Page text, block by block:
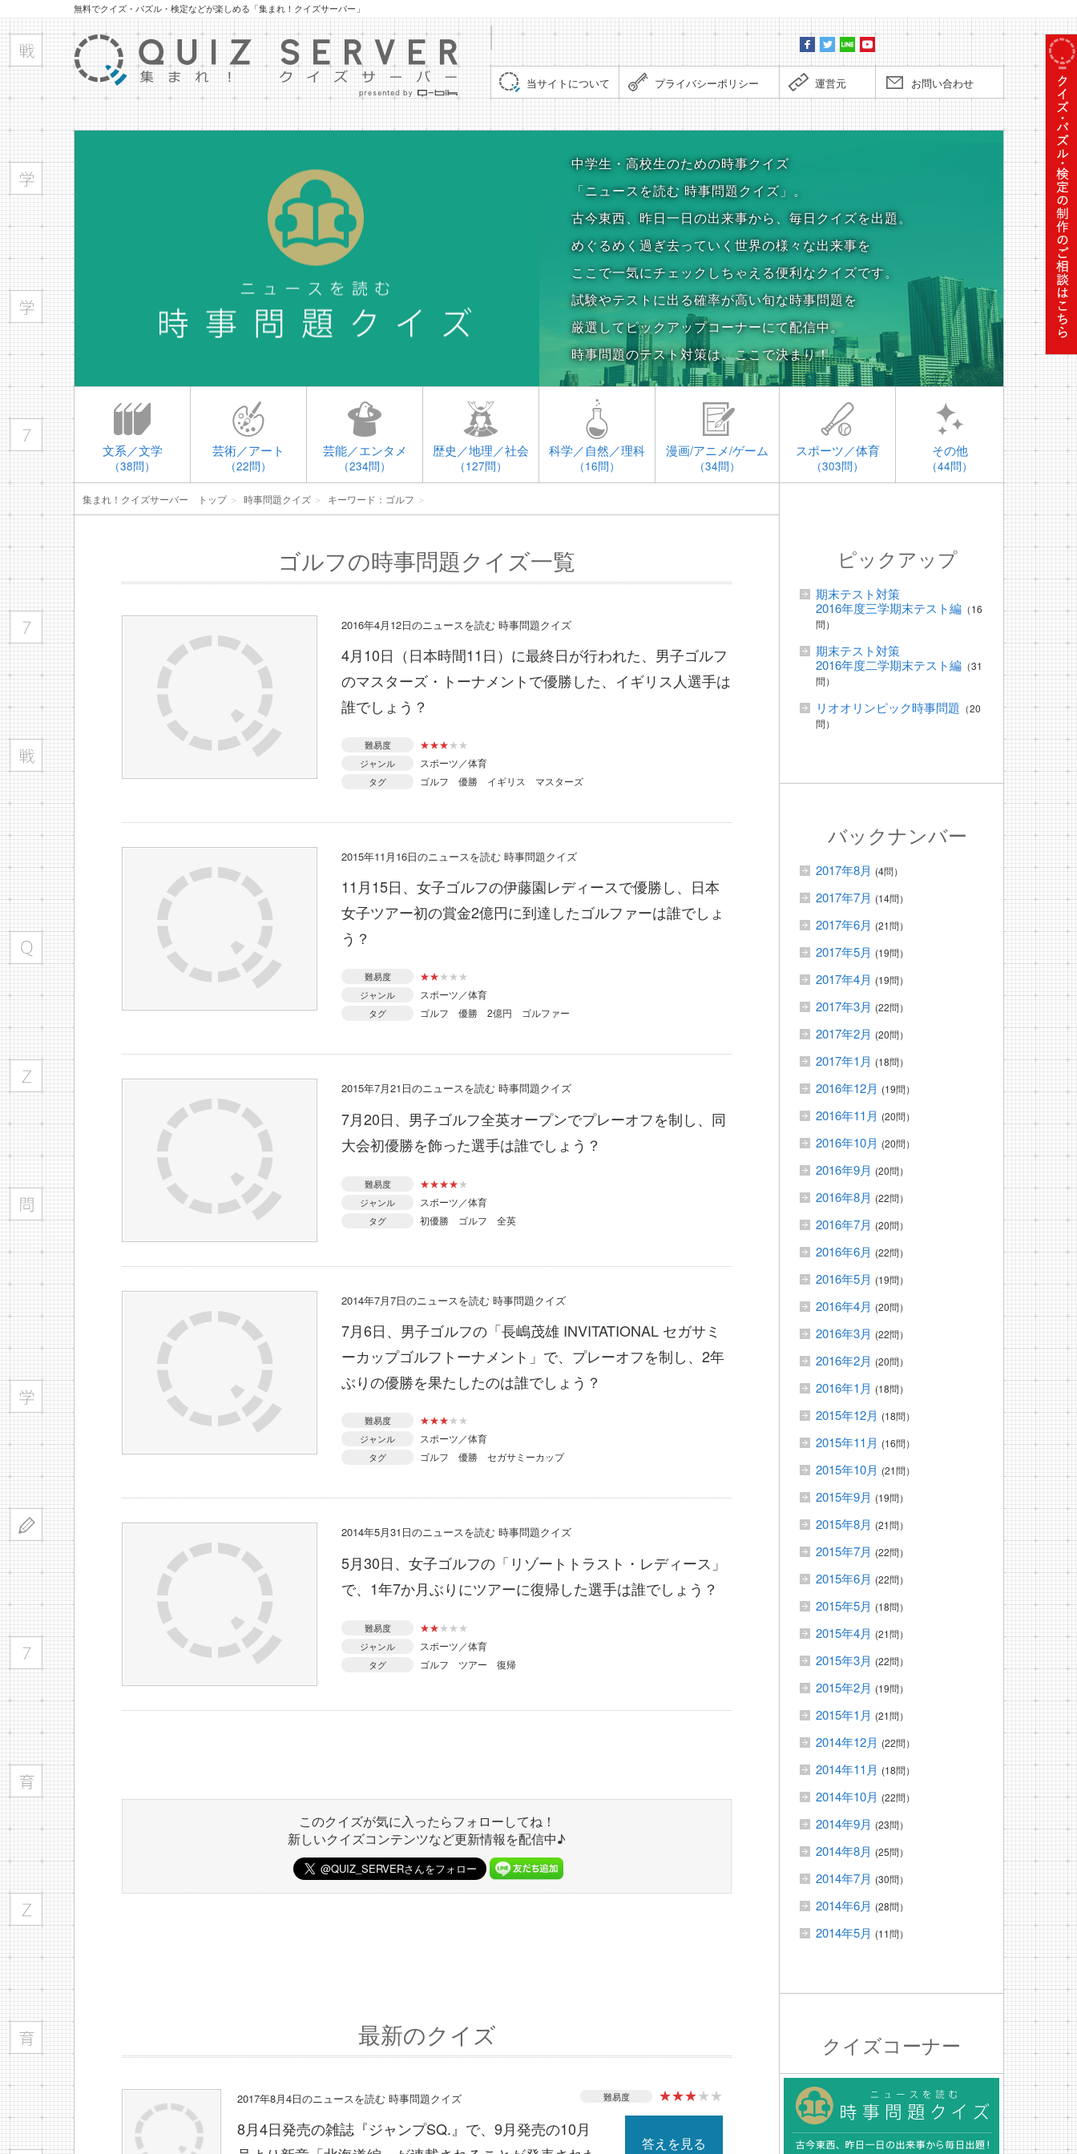
無料でクイズ・パズル・検定などが楽しめる「集まれ！クイズサーバー」
当サイトについて プライバシーポリシー 運営元 お問い合わせ
中学生・高校生のための時事クイズ
「ニュースを読む 時事問題クイズ」。
古今東西、昨日一日の出来事から、毎日クイズを出題。
めぐるめく過ぎ去っていく世界の様々な出来事を
ここで一気にチェックしちゃえる便利なクイズです。
試験やテストに出る確率が高い旬な時事問題を
厳選してピックアップコーナーにて配信中。
時事問題のテスト対策は、ここで決まり！
文系／文学
（38問）
芸術／アート
（22問）
芸能／エンタメ
（234問）
歴史／地理／社会
（127問）
科学／自然／理科
（16問）
漫画/アニメ/ゲーム
（34問）
スポーツ／体育
（303問）
その他
（44問）
集まれ！クイズサーバー トップ＞ 時事問題クイズ ＞ キーワード：ゴルフ ＞
ゴルフの時事問題クイズ一覧
2016年4月12日のニュースを読む 時事問題クイズ
4月10日（日本時間11日）に最終日が行われた、男子ゴルフ
のマスターズ・トーナメントで優勝した、イギリス人選手は
誰でしょう？
難易度 ★★★★ ★
ジャンル スポーツ／体育
タグ ゴルフ 優勝 イギリス マスターズ
2015年11月16日のニュースを読む 時事問題クイズ
11月15日、女子ゴルフの伊藤園レディースで優勝し、日本
女子ツアー初の賞金2億円に到達したゴルファーは誰でしょ
う？
難易度 ★★★ ★ ★
ジャンル スポーツ／体育
タグ ゴルフ 優勝 2億円 ゴルファー
2015年7月21日のニュースを読む 時事問題クイズ
7月20日、男子ゴルフ全英オープンでプレーオフを制し、同
大会初優勝を飾った選手は誰でしょう？
難易度 ★★★★★
ジャンル スポーツ／体育
タグ 初優勝 ゴルフ 全英
2014年7月7日のニュースを読む 時事問題クイズ
7月6日、男子ゴルフの「長嶋茂雄 INVITATIONAL セガサミ
ーカップゴルフトーナメント」で、プレーオフを制し、2年
ぶりの優勝を果たしたのは誰でしょう？
難易度 ★★★★ ★
ジャンル スポーツ／体育
タグ ゴルフ 優勝 セガサミーカップ
2014年5月31日のニュースを読む 時事問題クイズ
5月30日、女子ゴルフの「リゾートトラスト・レディース」
で、1年7か月ぶりにツアーに復帰した選手は誰でしょう？
難易度 ★★★ ★ ★
ジャンル スポーツ／体育
タグ ゴルフ ツアー 復帰
このクイズが気に入ったらフォローしてね！
新しいクイズコンテンツなど更新情報を配信中♪
最新のクイズ
2017年8月4日のニュースを読む 時事問題クイズ 難易度 ★★★★★
8月4日発売の雑誌『ジャンプSQ.』で、9月発売の10月
答えを見る
ピックアップ
期末テスト対策
2016年度三学期末テスト編 （16
問）
期末テスト対策
2016年度二学期末テスト編 （31
問）
リオオリンピック時事問題 （20
問）
バックナンバー
2017年8月 (4問）
2017年7月 (14問）
2017年6月 (21問）
2017年5月 (19問）
2017年4月 (19問）
2017年3月 (22問）
2017年2月 (20問）
2017年1月 (18問）
2016年12月 (19問）
2016年11月 (20問）
2016年10月 (20問）
2016年9月 (20問）
2016年8月 (22問）
2016年7月 (20問）
2016年6月 (22問）
2016年5月 (19問）
2016年4月 (20問）
2016年3月 (22問）
2016年2月 (20問）
2016年1月 (18問）
2015年12月 (18問）
2015年11月 (16問）
2015年10月 (21問）
2015年9月 (19問）
2015年8月 (21問）
2015年7月 (22問）
2015年6月 (22問）
2015年5月 (18問）
2015年4月 (21問）
2015年3月 (22問）
2015年2月 (19問）
2015年1月 (21問）
2014年12月 (22問）
2014年11月 (18問）
2014年10月 (22問）
2014年9月 (23問）
2014年8月 (25問）
2014年7月 (30問）
2014年6月 (28問）
2014年5月 (11問）
クイズコーナー